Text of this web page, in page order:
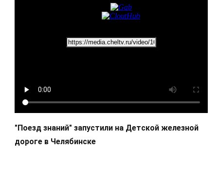
"Поезд знаний" запустили на Детской железной
дороге в Челябинске